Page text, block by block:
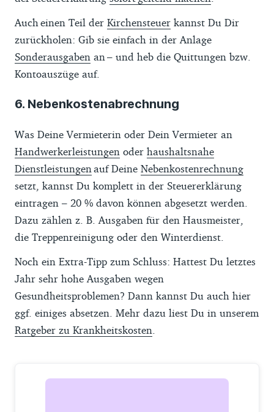
Auch einen Teil der Kirchensteuer kannst Du Dir
zurückholen: Gib sie einfach in der Anlage
Sonderausgaben an – und heb die Quittungen bzw.
Kontoauszüge auf.
6. Nebenkostenabrechnung
Was Deine Vermieterin oder Dein Vermieter an
Handwerkerleistungen oder haushaltsnahe
Dienstleistungenauf Deine Nebenkostenrechnung
setzt, kannst Du komplett in der Steuererklärung
eintragen – 20 % davon können abgesetzt werden.
Dazu zählen z. B. Ausgaben für den Hausmeister,
die Treppenreinigung oder den Winterdienst.
Noch ein Extra-Tipp zum Schluss: Hattest Du letztes
Jahr sehr hohe Ausgaben wegen
Gesundheitsproblemen? Dann kannst Du auch hier
ggf. einiges absetzen. Mehr dazu liest Du in unserem
Ratgeber zu Krankheitskosten